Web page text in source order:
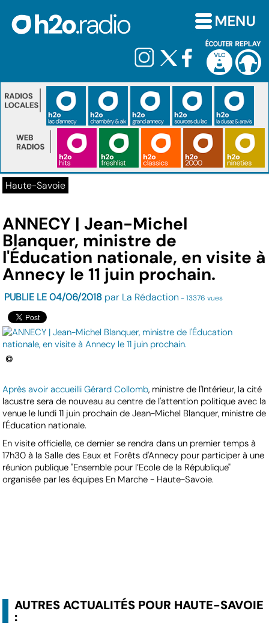
Haute-Savoie
ANNECY | Jean-Michel
Blanquer, ministre de
l'Éducation nationale, en visite à
Annecy le 11 juin prochain.
PUBLIE LE 04/06/2018 par La Rédaction - 13376 vues
©
Après avoir accueilli Gérard Collomb, ministre de l'Intérieur, la cité
lacustre sera de nouveau au centre de l'attention politique avec la
venue le lundi 11 juin prochain de Jean-Michel Blanquer, ministre de
l'Éducation nationale.
En visite officielle, ce dernier se rendra dans un premier temps à
17h30 à la Salle des Eaux et Forêts d'Annecy pour participer à une
réunion publique "Ensemble pour l’Ecole de la République"
organisée par les équipes En Marche - Haute-Savoie.
AUTRES ACTUALITÉS POUR HAUTE-SAVOIE
: